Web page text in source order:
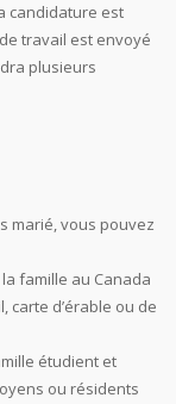
candidature est
travail est envoyé
plusieurs
marié, vous pouvez
famille au Canada
carte d’érable ou de
étudient et
ou résidents